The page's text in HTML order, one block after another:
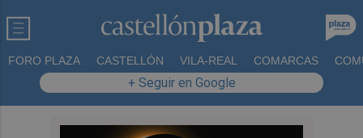
FORO PLAZA CASTELLÓN VILA-REAL COMARCAS
+ Seguir en Google